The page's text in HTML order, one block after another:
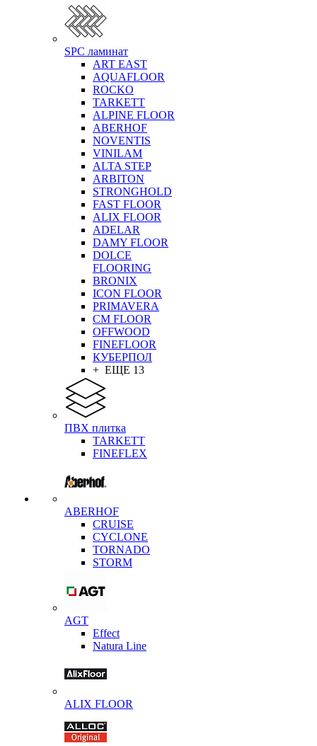
SPC ламинат
ART EAST
AQUAFLOOR
ROCKO
TARKETT
ALPINE FLOOR
ABERHOF
NOVENTIS
VINILAM
ALTA STEP
ARBITON
STRONGHOLD
FAST FLOOR
ALIX FLOOR
ADELAR
DAMY FLOOR
DOLCE
FLOORING
BRONIX
ICON FLOOR
PRIMAVERA
CM FLOOR
OFFWOOD
FINEFLOOR
КУБЕРПОЛ
+ ЕЩЕ 13
ПВХ плитка
TARKETT
FINEFLEX
ABERHOF
CRUISE
CYCLONE
TORNADO
STORM
AGT
Effect
Natura Line
ALIX FLOOR